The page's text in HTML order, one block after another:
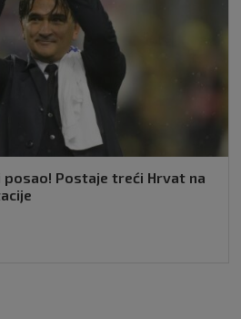
Postaje treći Hrvat na